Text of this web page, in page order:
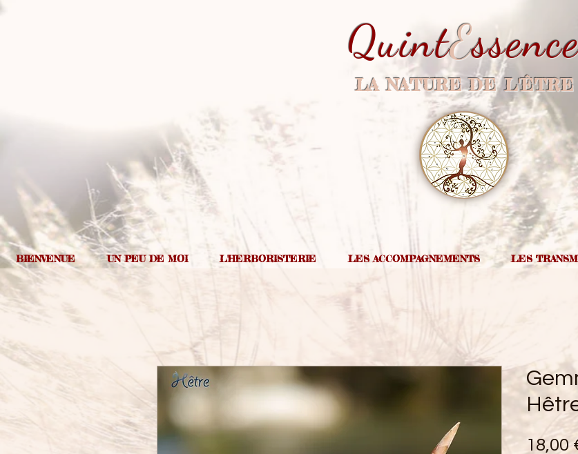
QuintE
LA NATURE DE L'ÊTRE
BIENVENUE UN PEU DE MOI L'HERBORISTERIE LES ACCOMPAGNEMENTS LES
18,00